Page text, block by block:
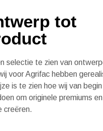
tot
selectie te zien van
voor Agrifac hebben
is te zien hoe wij van
om originele premiums en
creëren.